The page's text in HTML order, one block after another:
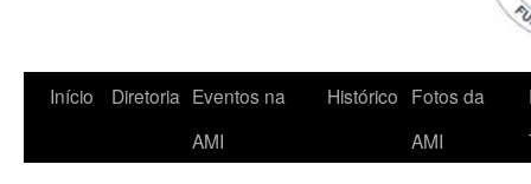
Início Diretoria Eventos na
AMI
Histórico Fotos da
AMI